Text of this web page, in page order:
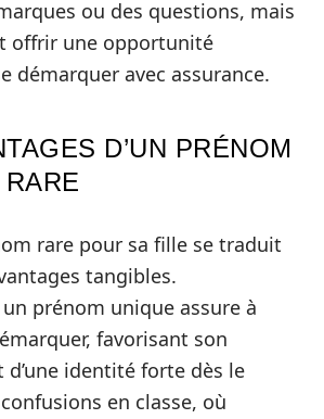
ou des questions, mais
offrir une opportunité
démarquer avec assurance.
D’UN PRÉNOM
rare pour sa fille se traduit
tangibles.
prénom unique assure à
favorisant son
d’une identité forte dès le
en classe, où